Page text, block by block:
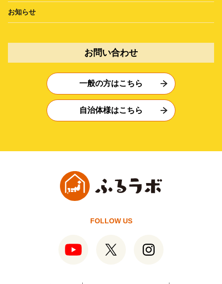
お知らせ
お問い合わせ
一般の方はこちら
自治体様はこちら
FOLLOW US